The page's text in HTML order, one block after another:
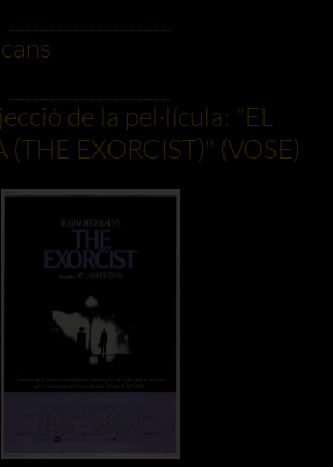
de la pel·lícula: "EL
(THE EXORCIST)" (VOSE)